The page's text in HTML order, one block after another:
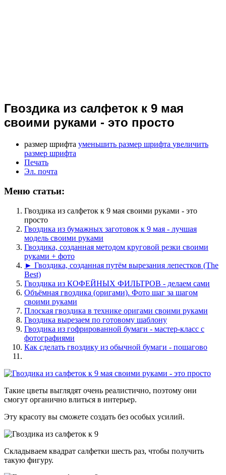
Гвоздика из салфеток к 9 мая
своими руками - это просто
размер шрифта уменьшить размер шрифта увеличить
размер шрифта
Печать
Эл. почта
Меню статьи:
Гвоздика из салфеток к 9 мая своими руками - это
просто
Гвоздика из бумажных заготовок к 9 мая - лучшая
модель своими руками
Гвоздика, созданная методом круговой резки своими
руками + фото
► Гвоздика, созданная путём вырезания лепестков (The
Best)
Гвоздика из КОФЕЙНЫХ ФИЛЬТРОВ - делаем сами
Объёмная гвоздика (оригами). Фото шаг за шагом
своими руками
Плоская гвоздика в технике оригами своими руками
Гвоздика вырезаем по готовому шаблону
Гвоздика из гофрированной бумаги - мастер-класс с
фотографиями
Как сделать гвоздику из обычной бумаги - пошагово
Такие цветы выглядят очень реалистично, поэтому они
смогут органично влиться в интерьер.
Эту красоту вы сможете создать без особых усилий.
Складываем квадрат салфетки шесть раз, чтобы получить
такую фигуру.